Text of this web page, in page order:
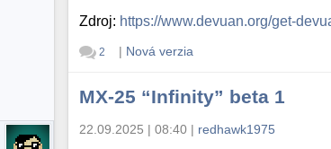
Zdroj: https://www.devuan.org/get-
2 | Nová verzia
MX-25 “Infinity” beta 1
22.09.2025 | 08:40 | redhawk1975